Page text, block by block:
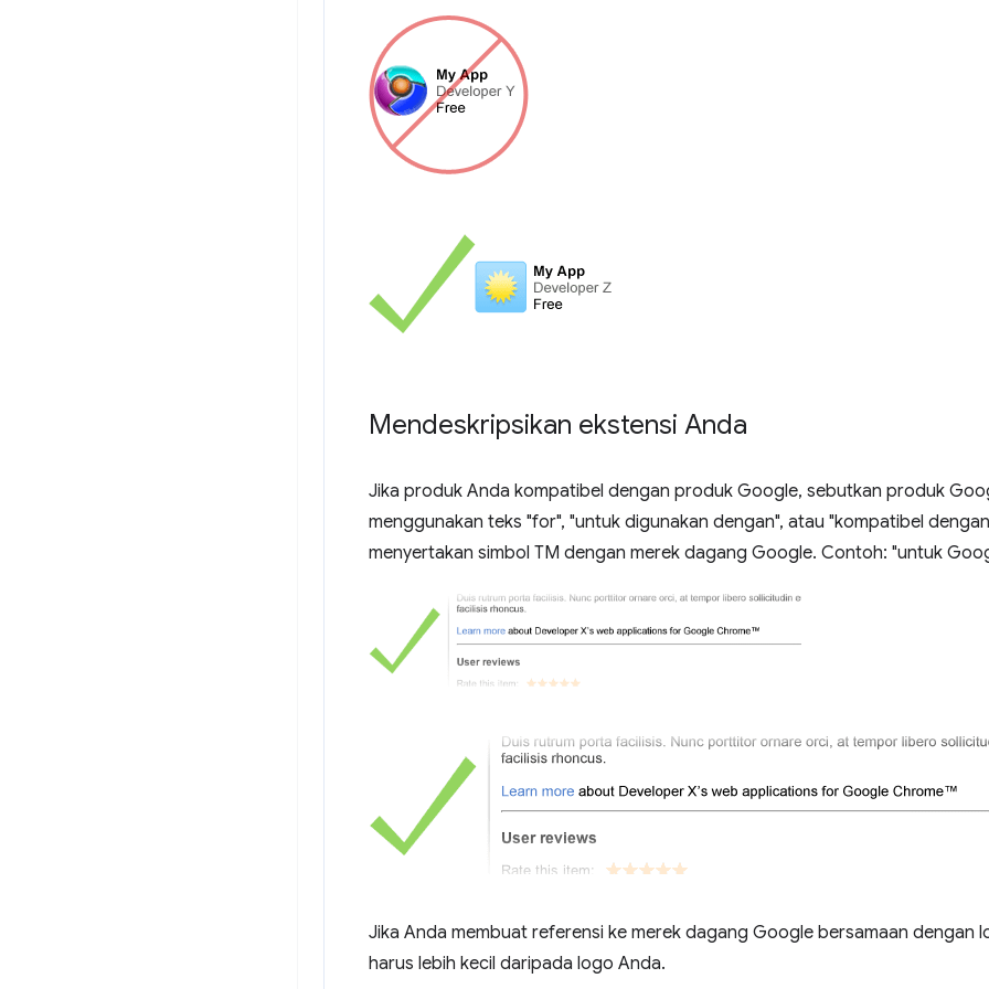
Mendeskripsikan ekstensi Anda
Jika produk Anda kompatibel dengan produk Google, sebutkan produk
menggunakan teks "for", "untuk digunakan dengan", atau "kompatibel
menyertakan simbol TM dengan merek dagang Google. Contoh: "untuk
Jika Anda membuat referensi ke merek dagang Google bersamaan dengan
harus lebih kecil daripada logo Anda.